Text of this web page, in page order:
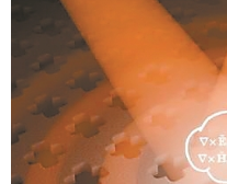
学术中国 乡村振兴
城市 旅游
彩票 娱乐
一带一路